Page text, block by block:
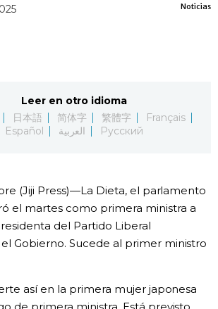
Русский
Noticias
Leer en otro idioma
日本語 简体字 繁體字
Français
Español
العربية Русский
(Jiji Press)—La Dieta, el parlamento
el martes como primera ministra a
del Partido Liberal
Gobierno. Sucede al primer ministro
así en la primera mujer japonesa